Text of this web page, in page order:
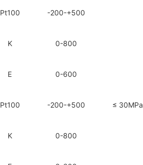
Pt100 -200-+500
K 0-800
≤ 30MPa
E 0-600
Pt100 -200-+500
K
0-800